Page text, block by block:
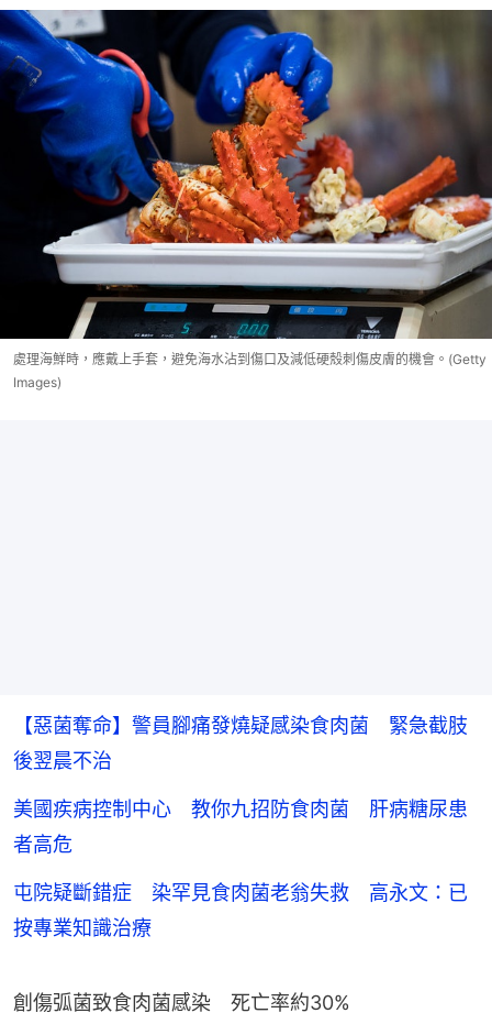
處理海鮮時，應戴上手套，避免海水沾到傷口及減低硬殼刺傷皮膚的機會。(Getty
Images)
【惡菌奪命】警員腳痛發燒疑感染食肉菌 緊急截肢
後翌晨不治
美國疾病控制中心 教你九招防食肉菌 肝病糖尿患
者高危
屯院疑斷錯症 染罕見食肉菌老翁失救 高永文：已
按專業知識治療
創傷弧菌致食肉菌感染　死亡率約30%